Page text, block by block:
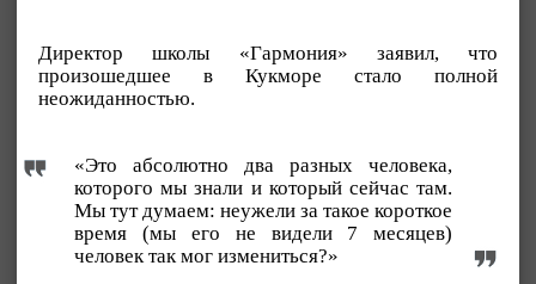
Директор школы «Гармония» заявил, что
произошедшее в Кукморе стало полной
неожиданностью.
«Это абсолютно два разных человека,
которого мы знали и который сейчас там.
Мы тут думаем: неужели за такое короткое
время (мы его не видели 7 месяцев)
человек так мог измениться?»